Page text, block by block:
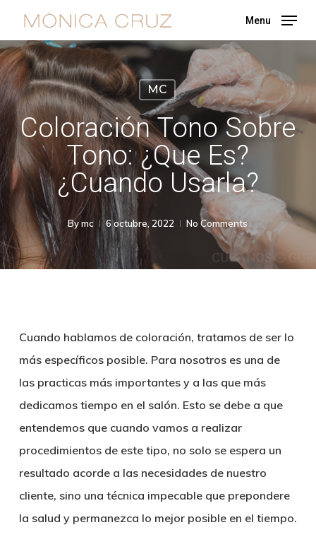
main
content
Menu
MC
Coloración Tono Sobre
Tono: ¿Que Es?
¿Cuando Usarla?
Bymc 6 octubre, 2022 No Comments
Cuando hablamos de coloración, tratamos de ser lo
más específicos posible. Para nosotros es una de
las practicas más importantes y a las que más
dedicamos tiempo en el salón. Esto se debe a que
entendemos que cuando vamos a realizar
procedimientos de este tipo, no solo se espera un
resultado acorde a las necesidades de nuestro
cliente, sino una técnica impecable que prepondere
la salud y permanezca lo mejor posible en el tiempo.